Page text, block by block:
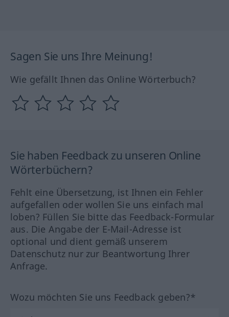
Sagen Sie uns Ihre Meinung!
Wie gefällt Ihnen das Online Wörterbuch?
Sie haben Feedback zu unseren Online
Wörterbüchern?
Fehlt eine Übersetzung, ist Ihnen ein Fehler
aufgefallen oder wollen Sie uns einfach mal
loben? Füllen Sie bitte das Feedback-Formular
aus. Die Angabe der E-Mail-Adresse ist
optional und dient gemäß unserem
Datenschutz nur zur Beantwortung Ihrer
Anfrage.
Wozu möchten Sie uns Feedback geben?*